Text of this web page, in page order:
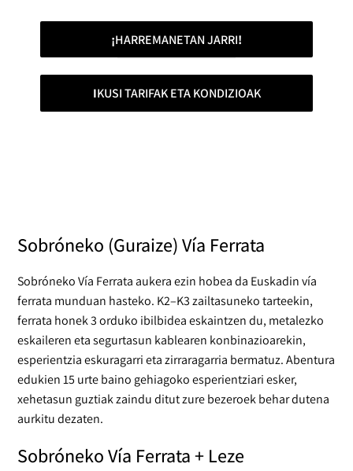
¡HARREMANETAN JARRI!
IKUSI TARIFAK ETA KONDIZIOAK
Sobróneko (Guraize) Vía Ferrata
Sobróneko Vía Ferrata aukera ezin hobea da Euskadin vía
ferrata munduan hasteko. K2–K3 zailtasuneko tarteekin,
ferrata honek 3 orduko ibilbidea eskaintzen du, metalezko
eskaileren eta segurtasun kablearen konbinazioarekin,
esperientzia eskuragarri eta zirraragarria bermatuz. Abentura
edukien 15 urte baino gehiagoko esperientziari esker,
xehetasun guztiak zaindu ditut zure bezeroek behar dutena
aurkitu dezaten.
Sobróneko Vía Ferrata + Leze